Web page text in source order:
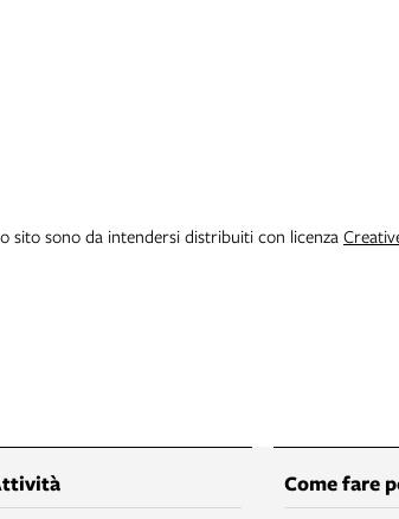
sito sono da intendersi distribuiti con licenza
Come fare